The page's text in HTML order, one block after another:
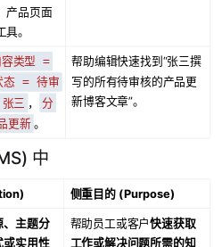
产品页面
。
容类型 =
态 = 待审
三 ， 分
更新 。
帮助编辑快速找到“张三撰
写的所有待审核的产品更
新博客文章”。
中
侧重目的 (Purpose)
、主题分
或实用性
帮助员工或客户快速获取
工作或解决问题所需的知